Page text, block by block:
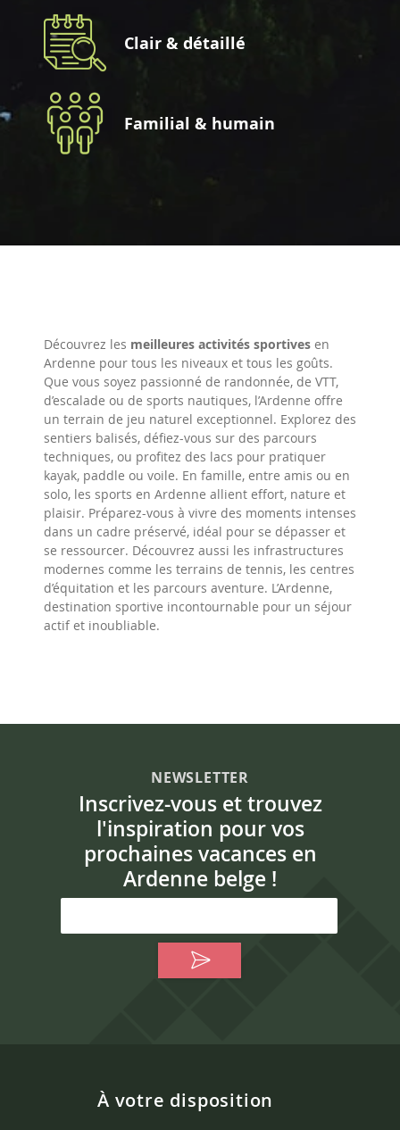
Clair & détaillé
Familial & humain
Découvrez les meilleures activités sportives en
Ardenne pour tous les niveaux et tous les goûts.
Que vous soyez passionné de randonnée, de VTT,
d’escalade ou de sports nautiques, l’Ardenne offre
un terrain de jeu naturel exceptionnel. Explorez des
sentiers balisés, défiez-vous sur des parcours
techniques, ou profitez des lacs pour pratiquer
kayak, paddle ou voile. En famille, entre amis ou en
solo, les sports en Ardenne allient effort, nature et
plaisir. Préparez-vous à vivre des moments intenses
dans un cadre préservé, idéal pour se dépasser et
se ressourcer. Découvrez aussi les infrastructures
modernes comme les terrains de tennis, les centres
d’équitation et les parcours aventure. L’Ardenne,
destination sportive incontournable pour un séjour
actif et inoubliable.
NEWSLETTER
Inscrivez-vous et trouvez
l'inspiration pour vos
prochaines vacances en
Ardenne belge !
À votre disposition